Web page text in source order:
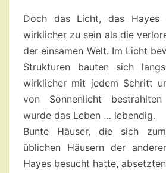
Doch das Licht, das Hayes
wirklicher zu sein als die
der einsamen Welt. Im Licht
Strukturen bauten sich
wirklicher mit jedem Schritt
von Sonnenlicht
wurde das Leben … lebendig.
Bunte Häuser, die sich
üblichen Häusern der
Hayes besucht hatte,